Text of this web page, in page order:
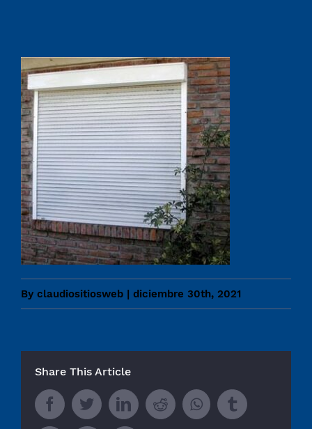
By claudiositiosweb | diciembre 30th, 2021
Share This Article